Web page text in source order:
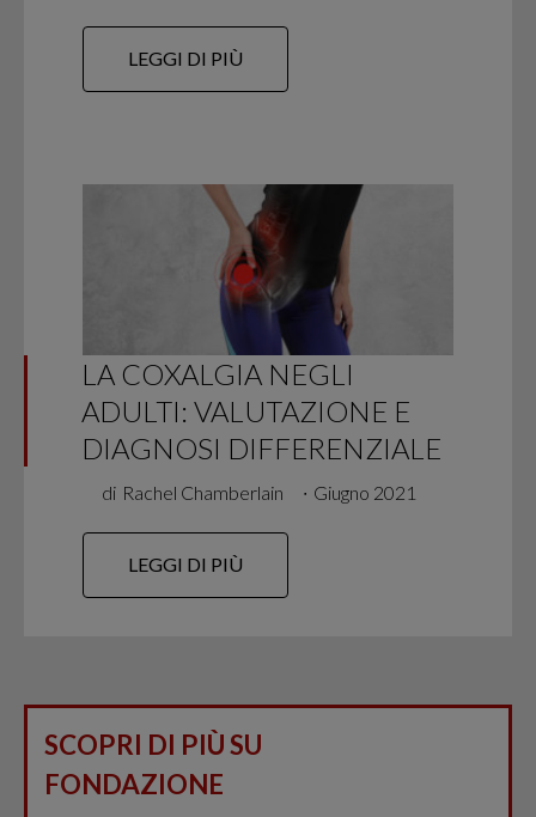
LEGGI DI PIÙ
LA COXALGIA NEGLI
ADULTI: VALUTAZIONE E
DIAGNOSI DIFFERENZIALE
di Rachel Chamberlain ∙ Giugno 2021
LEGGI DI PIÙ
SCOPRI DI PIÙ SU
FONDAZIONE